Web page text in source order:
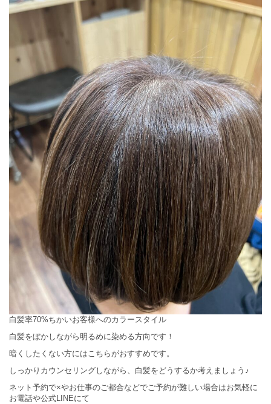
白髪率70%ちかいお客様へのカラースタイル
白髪をぼかしながら明るめに染める方向です！
暗くしたくない方にはこちらがおすすめです。
しっかりカウンセリングしながら、白髪をどうするか考えましょう♪
ネット予約で×やお仕事のご都合などでご予約が難しい場合はお気軽に
お電話や公式LINEにて